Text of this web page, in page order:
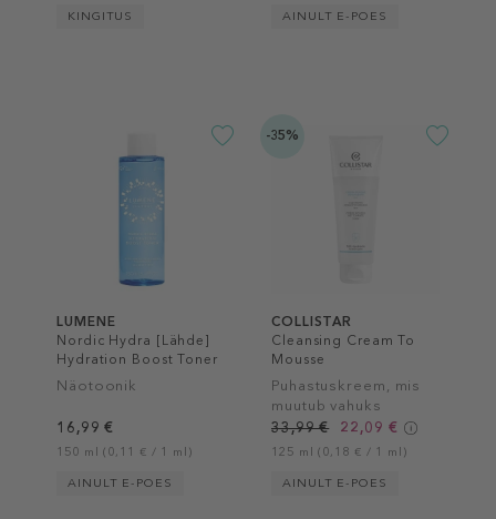
KINGITUS AINULT E-POES
LUMENE
Nordic Hydra [Lähde]
Hydration Boost Toner
Näotoonik
16,99 €
150 ml (0,11 € / 1 ml)
AINULT E-POES
-35%
COLLISTAR
Cleansing Cream To
Mousse
Puhastuskreem, mis
muutub vahuks
33,99 €
22,09 €
125 ml (0,18 € / 1 ml)
AINULT E-POES